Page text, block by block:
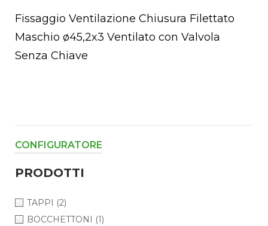
Fissaggio Ventilazione Chiusura Filettato
Maschio ø45,2x3 Ventilato con Valvola
Senza Chiave
CONFIGURATORE
PRODOTTI
TAPPI (2)
BOCCHETTONI (1)